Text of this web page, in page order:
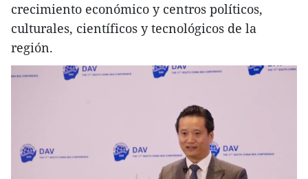
crecimiento económico y centros políticos,
culturales, científicos y tecnológicos de la
región.